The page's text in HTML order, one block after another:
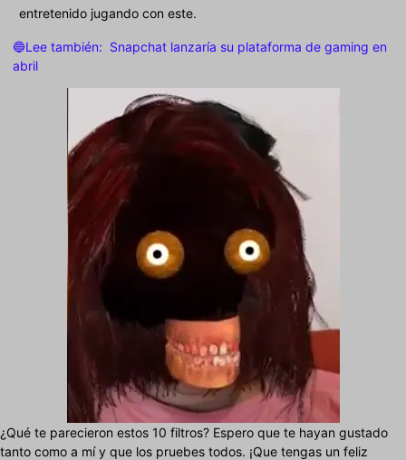
entretenido jugando con este.
🔵Lee también: Snapchat lanzaría su plataforma de gaming en
abril
¿Qué te parecieron estos 10 filtros? Espero que te hayan gustado
tanto como a mí y que los pruebes todos. ¡Que tengas un feliz